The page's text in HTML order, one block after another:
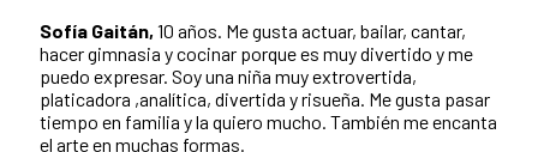
Sofía Gaitán, 10 años. Me gusta actuar, bailar, cantar,
hacer gimnasia y cocinar porque es muy divertido y me
puedo expresar. Soy una niña muy extrovertida,
platicadora ,analítica, divertida y risueña. Me gusta pasar
tiempo en familia y la quiero mucho. También me encanta
el arte en muchas formas.